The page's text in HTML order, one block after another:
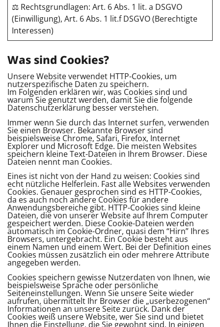
⚖️ Rechtsgrundlagen: Art. 6 Abs. 1 lit. a DSGVO
(Einwilligung), Art. 6 Abs. 1 lit.f DSGVO (Berechtigte
Interessen)
Was sind Cookies?
Unsere Website verwendet HTTP-Cookies, um
nutzerspezifische Daten zu speichern.
Im Folgenden erklären wir, was Cookies sind und
warum Sie genutzt werden, damit Sie die folgende
Datenschutzerklärung besser verstehen.
Immer wenn Sie durch das Internet surfen, verwenden
Sie einen Browser. Bekannte Browser sind
beispielsweise Chrome, Safari, Firefox, Internet
Explorer und Microsoft Edge. Die meisten Websites
speichern kleine Text-Dateien in Ihrem Browser. Diese
Dateien nennt man Cookies.
Eines ist nicht von der Hand zu weisen: Cookies sind
echt nützliche Helferlein. Fast alle Websites verwenden
Cookies. Genauer gesprochen sind es HTTP-Cookies,
da es auch noch andere Cookies für andere
Anwendungsbereiche gibt. HTTP-Cookies sind kleine
Dateien, die von unserer Website auf Ihrem Computer
gespeichert werden. Diese Cookie-Dateien werden
automatisch im Cookie-Ordner, quasi dem “Hirn” Ihres
Browsers, untergebracht. Ein Cookie besteht aus
einem Namen und einem Wert. Bei der Definition eines
Cookies müssen zusätzlich ein oder mehrere Attribute
angegeben werden.
Cookies speichern gewisse Nutzerdaten von Ihnen, wie
beispielsweise Sprache oder persönliche
Seiteneinstellungen. Wenn Sie unsere Seite wieder
aufrufen, übermittelt Ihr Browser die „userbezogenen“
Informationen an unsere Seite zurück. Dank der
Cookies weiß unsere Website, wer Sie sind und bietet
Ihnen die Einstellung, die Sie gewohnt sind. In einigen